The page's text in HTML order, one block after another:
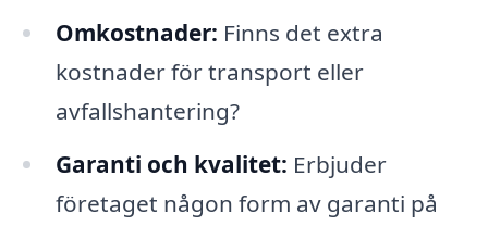
Omkostnader: Finns det extra
kostnader för transport eller
avfallshantering?
Garanti och kvalitet: Erbjuder
företaget någon form av garanti på